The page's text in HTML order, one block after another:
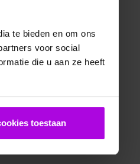
te bieden en om ons
voor social
die u aan ze heeft
toestaan